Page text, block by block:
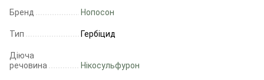
Бренд
Нопосон
Тип
Гербіцид
Діюча
речовина
Нікосульфурон